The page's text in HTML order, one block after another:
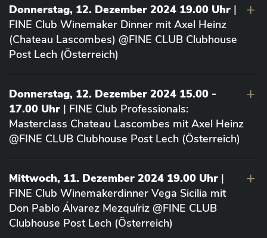
Donnerstag, 12. Dezember 2024 19.00 Uhr |
FINE Club Winemaker Dinner mit Axel Heinz
(Chateau Lascombes) @FINE CLUB Clubhouse
Post Lech (Österreich)
Donnerstag, 12. Dezember 2024 15.00 -
17.00 Uhr | FINE Club Professionals:
Masterclass Chateau Lascombes mit Axel Heinz
@FINE CLUB Clubhouse Post Lech (Österreich)
Mittwoch, 11. Dezember 2024 19.00 Uhr |
FINE Club Winemakerdinner Vega Sicilia mit
Don Pablo Álvarez Mezquíriz @FINE CLUB
Clubhouse Post Lech (Österreich)